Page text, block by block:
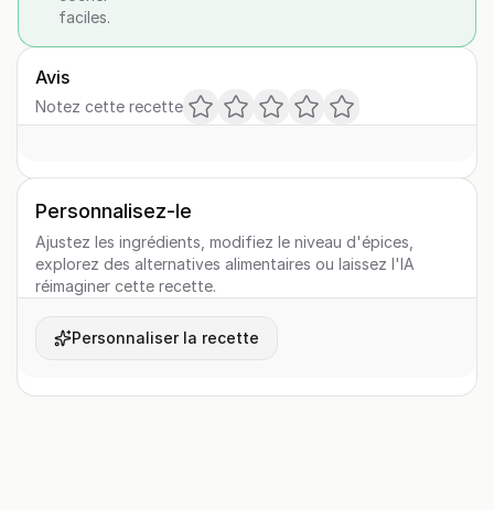
faciles.
Avis
Notez cette recette
Personnalisez-le
Ajustez les ingrédients, modifiez le niveau d'épices,
explorez des alternatives alimentaires ou laissez l'IA
réimaginer cette recette.
Personnaliser la recette